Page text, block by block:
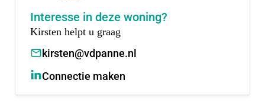
Interesse in deze woning?
Kirsten helpt u graag
kirsten@vdpanne.nl
Connectie maken